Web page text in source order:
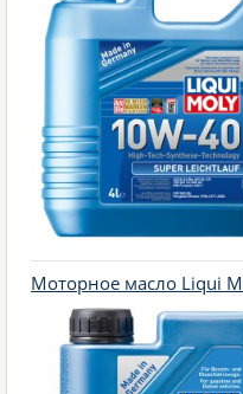
Моторное масло Liqui